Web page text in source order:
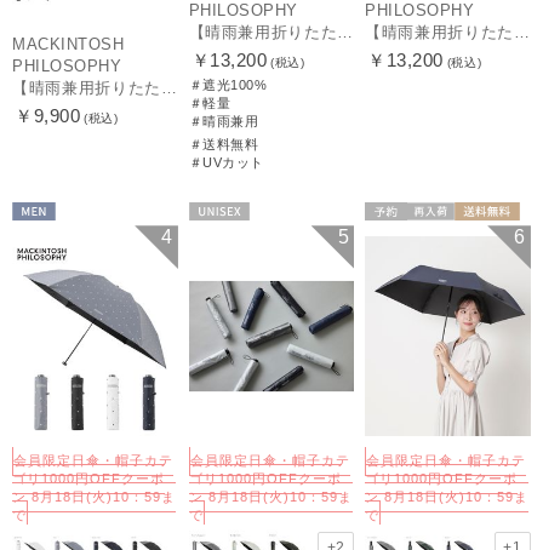
MACKINTOSH
PHILOSOPHY
【晴雨兼用折りたたみ日傘】マッキントッシュ フィロソフィー(MACKINTOSH PHILOSOPHY) バーブレラ サンプロテクトシリーズ（SUNPROTECT）無地 軽量 遮熱 遮光100 55
￥9,900 (税込)
PHILOSOPHY
【晴雨兼用折りたたみ日傘】マッキントッシュ フィロソフィー (MACKINTOSH PHILOSOPHY)コーギー 雨の日OK 軽量 遮光100％ 遮熱 UV
￥13,200 (税込)
＃遮光100%
＃軽量
＃晴雨兼用
＃送料無料
＃UVカット
PHILOSOPHY
【晴雨兼用折りたたみ日傘】マッキントッシュ フィロソフィー (MACKINTOSH PHILOSOPHY) ボーダー 雨の日OK 軽量 一級遮光99.99% 遮熱 UV 晴雨兼用
￥13,200 (税込)
4
会員限定日傘・帽子カテ
ゴリ1000円OFFクーポ
ン 8月18日(火)10：59ま
で
5
会員限定日傘・帽子カテ
ゴリ1000円OFFクーポ
ン 8月18日(火)10：59ま
で
送料無料 6
会員限定日傘・帽子カテ
ゴリ1000円OFFクーポ
ン 8月18日(火)10：59ま
で